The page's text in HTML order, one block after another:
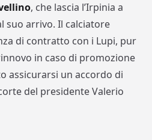
, che lascia l’Irpinia a
suo arrivo. Il calciatore
di contratto con i Lupi, pur
in caso di promozione
assicurarsi un accordo di
del presidente Valerio